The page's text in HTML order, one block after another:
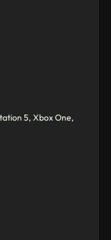
5, Xbox One,